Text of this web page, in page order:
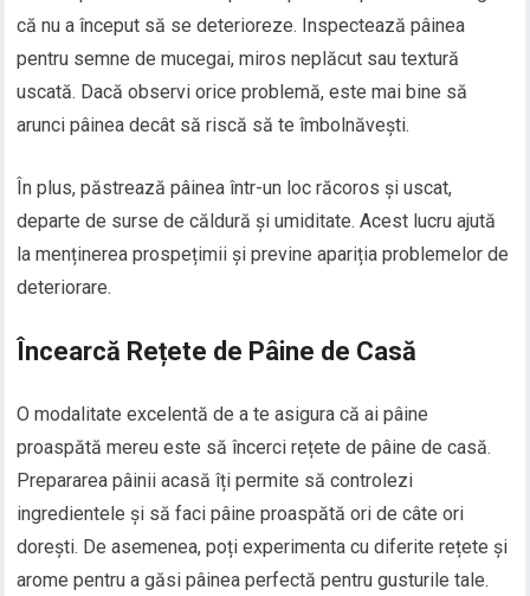
că nu a început să se deterioreze. Inspectează pâinea
pentru semne de mucegai, miros neplăcut sau textură
uscată. Dacă observi orice problemă, este mai bine să
arunci pâinea decât să riscă să te îmbolnăvești.
În plus, păstrează pâinea într-un loc răcoros și uscat,
departe de surse de căldură și umiditate. Acest lucru ajută
la menținerea prospețimii și previne apariția problemelor de
deteriorare.
Încearcă Rețete de Pâine de Casă
O modalitate excelentă de a te asigura că ai pâine
proaspătă mereu este să încerci rețete de pâine de casă.
Prepararea pâinii acasă îți permite să controlezi
ingredientele și să faci pâine proaspătă ori de câte ori
dorești. De asemenea, poți experimenta cu diferite rețete și
arome pentru a găsi pâinea perfectă pentru gusturile tale.